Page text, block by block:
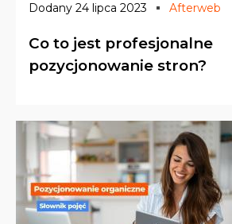
Dodany 24 lipca 2023 Afterweb
Co to jest profesjonalne
pozycjonowanie stron?